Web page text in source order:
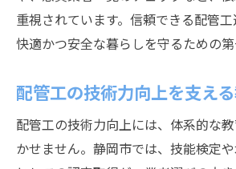
重視されています。信頼できる配管
快適かつ安全な暮らしを守るための第
配管工の技術力向上を支え
配管工の技術力向上には、体系的な
かせません。静岡市では、技能検定